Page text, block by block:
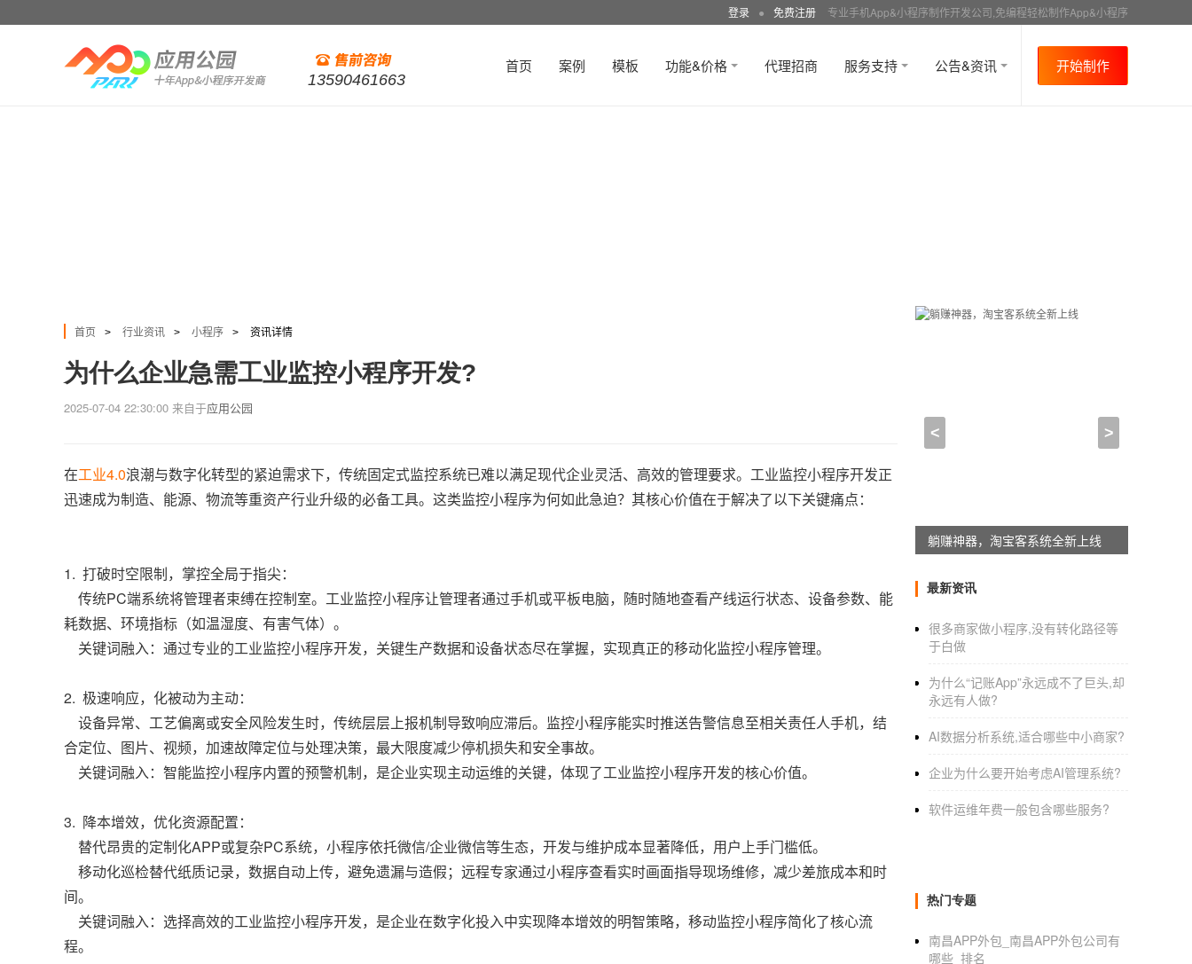
登录 ● 免费注册 专业手机App&小程序制作开发公司,免编程轻松制作App&小程序
13590461663
首页 案例 模板 功能&价格 代理招商 服务支持 公告&资讯 开始制作
首页 > 行业资讯 > 小程序 > 资讯详情
为什么企业急需工业监控小程序开发?
2025-07-04 22:30:00 来自于应用公园
在工业4.0浪潮与数字化转型的紧迫需求下，传统固定式监控系统已难以满足现代企业灵活、高效的管理要求。工业监控小程序开发正
迅速成为制造、能源、物流等重资产行业升级的必备工具。这类监控小程序为何如此急迫？其核心价值在于解决了以下关键痛点：
1. 打破时空限制，掌控全局于指尖：
传统PC端系统将管理者束缚在控制室。工业监控小程序让管理者通过手机或平板电脑，随时随地查看产线运行状态、设备参数、能
耗数据、环境指标（如温湿度、有害气体）。
关键词融入：通过专业的工业监控小程序开发，关键生产数据和设备状态尽在掌握，实现真正的移动化监控小程序管理。
2. 极速响应，化被动为主动：
设备异常、工艺偏离或安全风险发生时，传统层层上报机制导致响应滞后。监控小程序能实时推送告警信息至相关责任人手机，结
合定位、图片、视频，加速故障定位与处理决策，最大限度减少停机损失和安全事故。
关键词融入：智能监控小程序内置的预警机制，是企业实现主动运维的关键，体现了工业监控小程序开发的核心价值。
3. 降本增效，优化资源配置：
替代昂贵的定制化APP或复杂PC系统，小程序依托微信/企业微信等生态，开发与维护成本显著降低，用户上手门槛低。
移动化巡检替代纸质记录，数据自动上传，避免遗漏与造假；远程专家通过小程序查看实时画面指导现场维修，减少差旅成本和时
间。
关键词融入：选择高效的工业监控小程序开发，是企业在数字化投入中实现降本增效的明智策略，移动监控小程序简化了核心流
程。
< >
躺赚神器，淘宝客系统全新上线
最新资讯
很多商家做小程序,没有转化路径等
于白做
为什么“记账App”永远成不了巨头,却
永远有人做?
AI数据分析系统,适合哪些中小商家?
企业为什么要开始考虑AI管理系统?
软件运维年费一般包含哪些服务?
热门专题
南昌APP外包_南昌APP外包公司有
哪些_排名